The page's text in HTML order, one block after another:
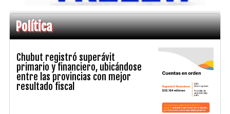
Política
Chubut registró superávit
primario y financiero, ubicándose
entre las provincias con mejor
resultado fiscal